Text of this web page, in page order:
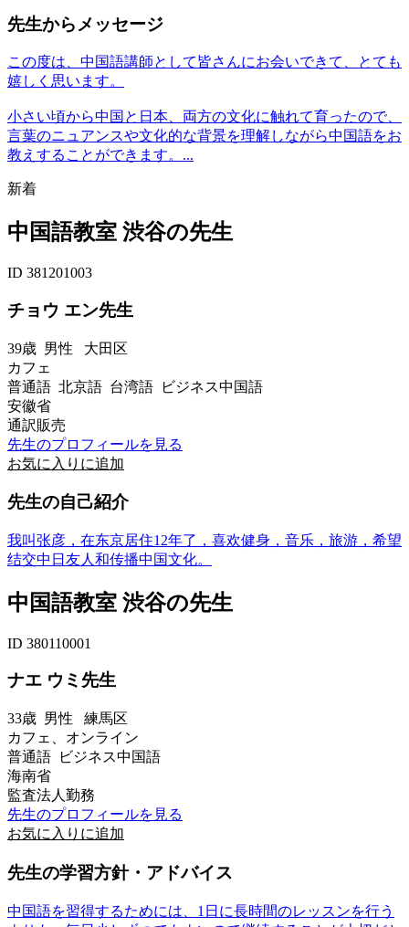
先生からメッセージ
この度は、中国語講師として皆さんにお会いできて、とても
嬉しく思います。
小さい頃から中国と日本、両方の文化に触れて育ったので、
言葉のニュアンスや文化的な背景を理解しながら中国語をお
教えすることができます。...
新着
中国語教室 渋谷の先生
ID 381201003
チョウ エン先生
39歳 男性 大田区
カフェ
普通語 北京語 台湾語 ビジネス中国語
安徽省
通訳販売
先生のプロフィールを見る
お気に入りに追加
先生の自己紹介
我叫张彦，在东京居住12年了，喜欢健身，音乐，旅游，希望
结交中日友人和传播中国文化。
中国語教室 渋谷の先生
ID 380110001
ナエ ウミ先生
33歳 男性 練馬区
カフェ、オンライン
普通語 ビジネス中国語
海南省
監査法人勤務
先生のプロフィールを見る
お気に入りに追加
先生の学習方針・アドバイス
中国語を習得するためには、1日に長時間のレッスンを行う